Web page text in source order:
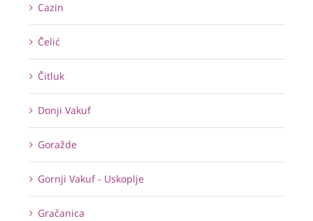
Cazin
Čelić
Čitluk
Donji Vakuf
Goražde
Gornji Vakuf - Uskoplje
Gračanica